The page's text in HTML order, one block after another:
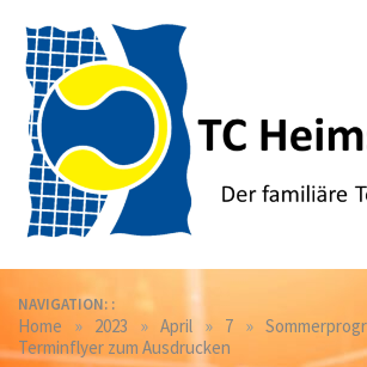
content
Tennisclub
NAVIGATION: :
Home » 2023 » April » 7 »
Terminflyer zum Ausdrucken